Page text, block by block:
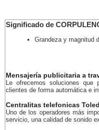
Significado de
Grandeza y magnitud
Mensajería publicitaria a
Le ofrecemos soluciones
clientes de forma automática e
Centralitas telefonicas
Uno de los operadores más
servicio, una calidad de sonido